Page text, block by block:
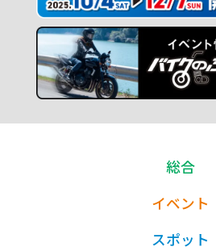
総合
イベント
スポット